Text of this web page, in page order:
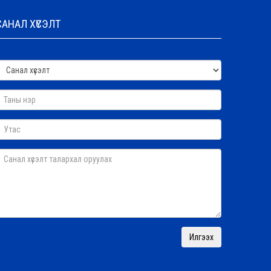
ХҮСЭЛТ